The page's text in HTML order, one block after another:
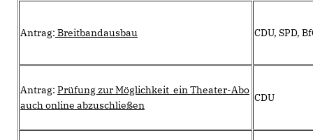
Antrag: Breitbandausbau CDU, SPD,
Antrag: Prüfung zur Möglichkeit ein Theater-Abo
auch online abzuschließen
CDU